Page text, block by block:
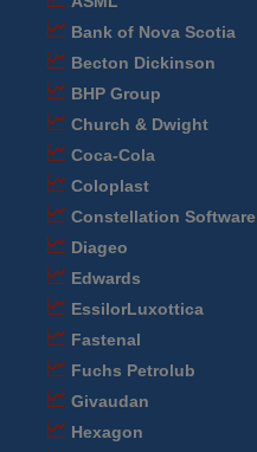
Bank of Nova Scotia
Becton Dickinson
BHP Group
Church & Dwight
Coca-Cola
Coloplast
Constellation Software
Diageo
Edwards
EssilorLuxottica
Fastenal
Fuchs Petrolub
Givaudan
Hexagon